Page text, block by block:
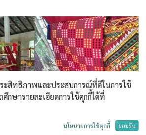
ะสิทธิภาพและประสบการณ์ที่ดีในการใช้
กษารายละเอียดการใช้คุกกี้ได้ที่
นโยบายการใช้คุกกี้ ยอมรับ